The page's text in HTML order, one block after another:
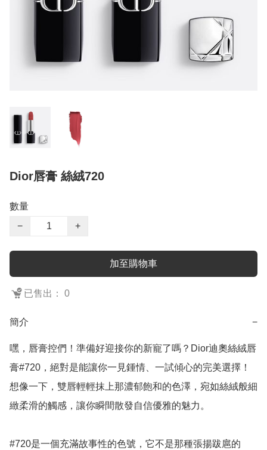
Dior唇膏 絲絨720
數量
−
+
加至購物車
已售出： 0
簡介 −
嘿，唇膏控們！準備好迎接你的新寵了嗎？Dior迪奧絲絨唇
膏#720，絕對是能讓你一見鍾情、一試傾心的完美選擇！
想像一下，雙唇輕輕抹上那濃郁飽和的色澤，宛如絲絨般細
緻柔滑的觸感，讓你瞬間散發自信優雅的魅力。
#720是一個充滿故事性的色號，它不是那種張揚跋扈的